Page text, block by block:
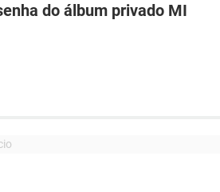
do álbum privado MI